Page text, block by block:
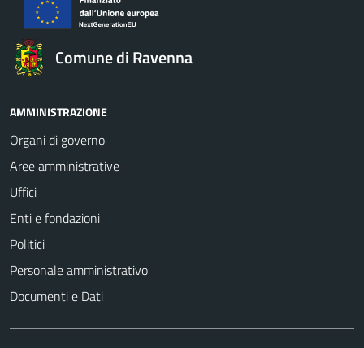
Comune di Ravenna
AMMINISTRAZIONE
Organi di governo
Aree amministrative
Uffici
Enti e fondazioni
Politici
Personale amministrativo
Documenti e Dati